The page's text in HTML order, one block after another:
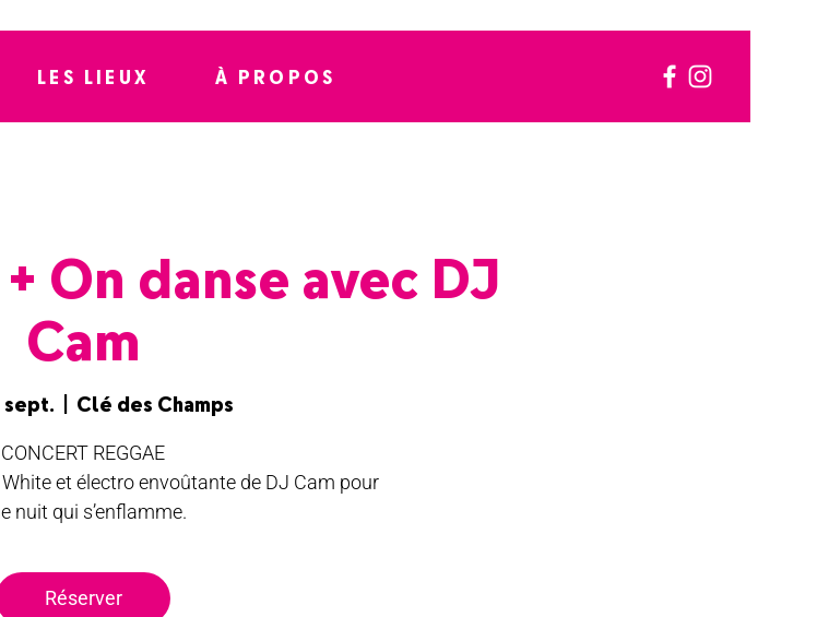
LES LIEUX À PROPOS
On danse avec DJ
Cam
sept. Clé des Champs
CONCERT REGGAE
et électro envoûtante de DJ Cam pour
nuit qui s’enflamme.
Réserver